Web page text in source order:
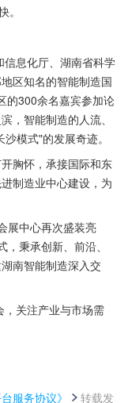
信息化厅、湖南省科学
区知名的智能制造国
的300余名嘉宾参加论
，智能制造的人流、
模式"的发展奇迹。
胸怀，承接国际和东
制造业中心建设，为
展中心再次盛装亮
秉承创新、前沿、
南智能制造深入交
关注产业与市场需
服务协议》
转载发